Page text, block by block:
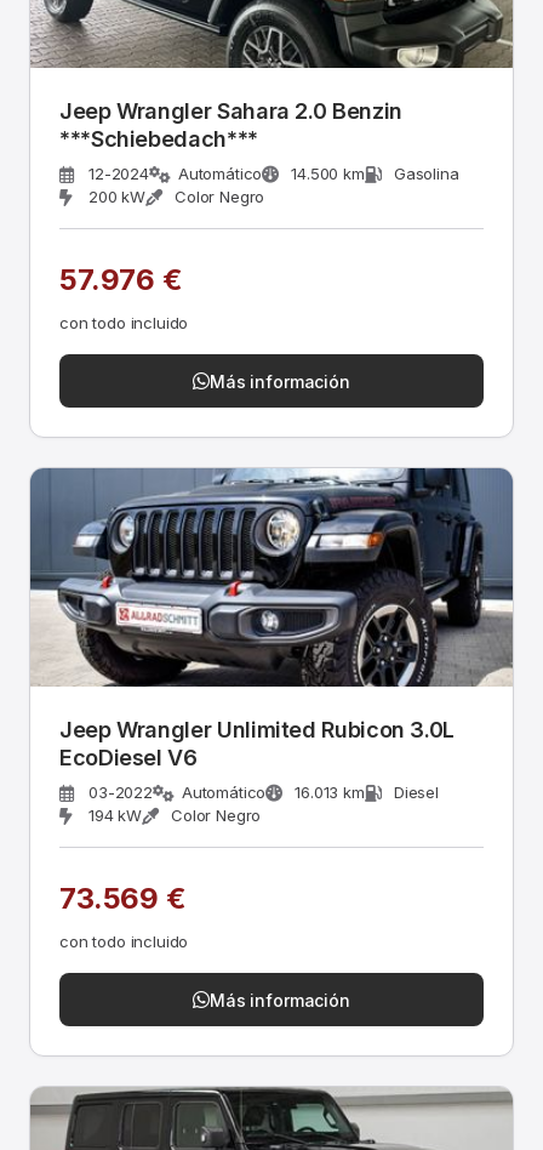
Jeep Wrangler Sahara 2.0 Benzin
***Schiebedach***
12-2024 Automático 14.500 km
Gasolina
200 kW
Color Negro
57.976 €
con todo incluido
Más información
Jeep Wrangler Unlimited Rubicon 3.0L
EcoDiesel V6
03-2022 Automático 16.013 km
Diesel
194 kW
Color Negro
73.569 €
con todo incluido
Más información